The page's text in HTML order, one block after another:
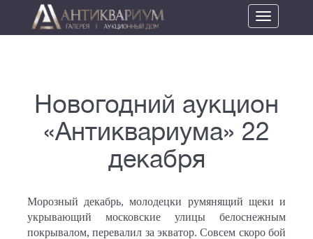
Toggle
navigation
Новогодний аукцион
«Антиквариума» 22
декабря
Морозный декабрь, молодецки румянящий щеки и
укрывающий московские улицы белоснежным
покрывалом, перевалил за экватор. Совсем скоро бой